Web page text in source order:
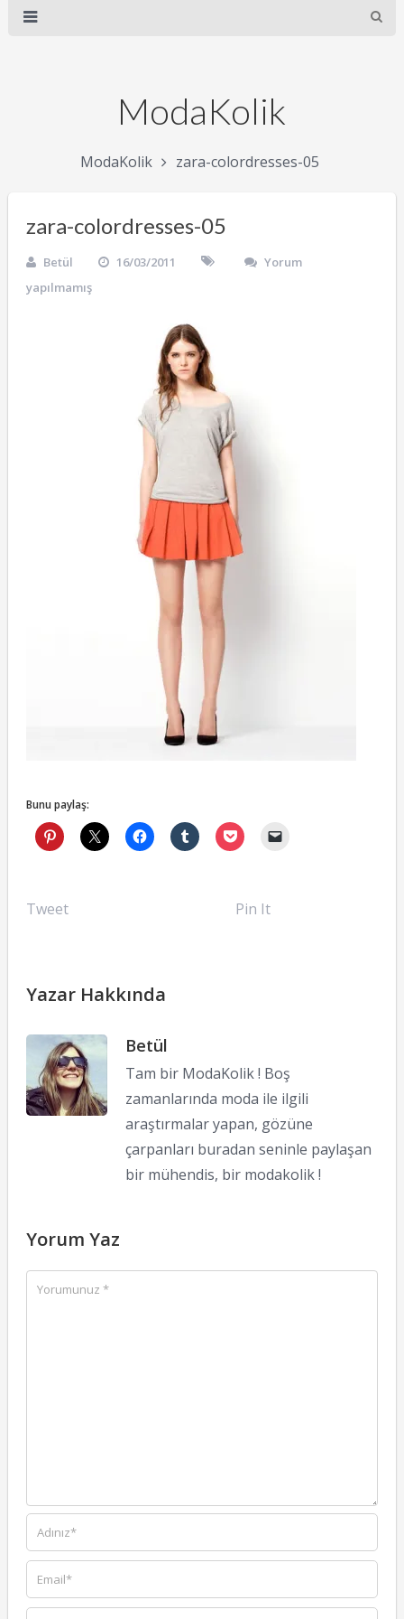
ModaKolik
ModaKolik zara-colordresses-05
zara-colordresses-05
Betül 16/03/2011
Yorum
yapılmamış
Bunu paylaş:
Tweet Pin It
Yazar Hakkında
Betül
Tam bir ModaKolik ! Boş
zamanlarında moda ile ilgili
araştırmalar yapan, gözüne
çarpanları buradan seninle paylaşan
bir mühendis, bir modakolik !
Yorum Yaz